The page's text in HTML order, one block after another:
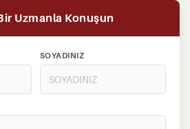
Uzmanla Konuşun
SOYADINIZ